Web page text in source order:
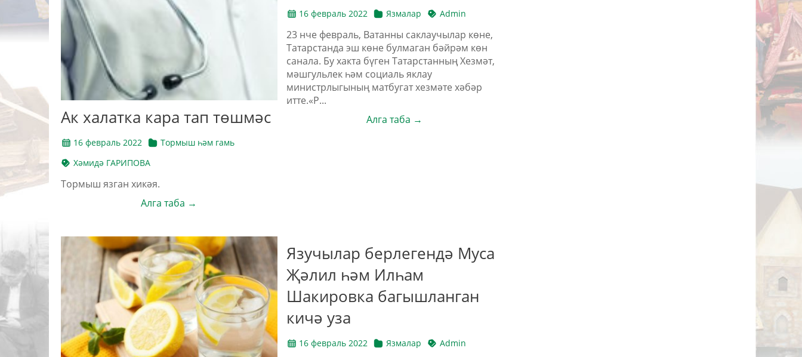
Ак халатка кара тап төшмәс
16 февраль 2022
Тормыш һәм гамь
Хәмидә ГАРИПОВА
Тормыш язган хикәя.
Алга таба →
16 февраль 2022 Язмалар Admin
23 нче февраль, Ватанны саклаучылар көне,
Татарстанда эш көне булмаган бәйрәм көн
санала. Бу хакта бүген Татарстанның Хезмәт,
мәшгульлек һәм социаль яклау
министрлыгының матбугат хезмәте хәбәр
итте.«Р...
Алга таба →
Язучылар берлегендә Муса
Җәлил һәм Илһам
Шакировка багышланган
кичә уза
16 февраль 2022 Язмалар Admin